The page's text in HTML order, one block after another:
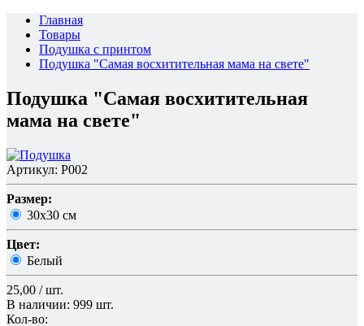
Главная
Товары
Подушка с принтом
Подушка "Самая восхитительная мама на свете"
Подушка "Самая восхитительная
мама на свете"
Артикул: P002
Размер:
30х30 см
Цвет:
Белый
25,00 / шт.
В наличии: 999 шт.
Кол-во: